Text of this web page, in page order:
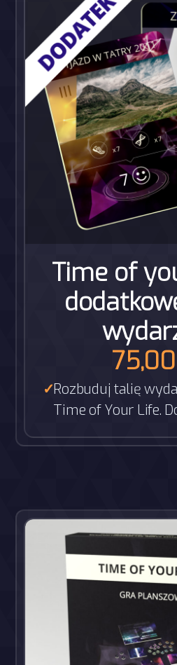
Time of
75,00
Rozbuduj talię
Time of Your Life.